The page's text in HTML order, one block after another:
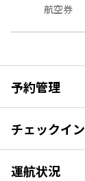
航空券
予約管理
チェックイン
運航状況